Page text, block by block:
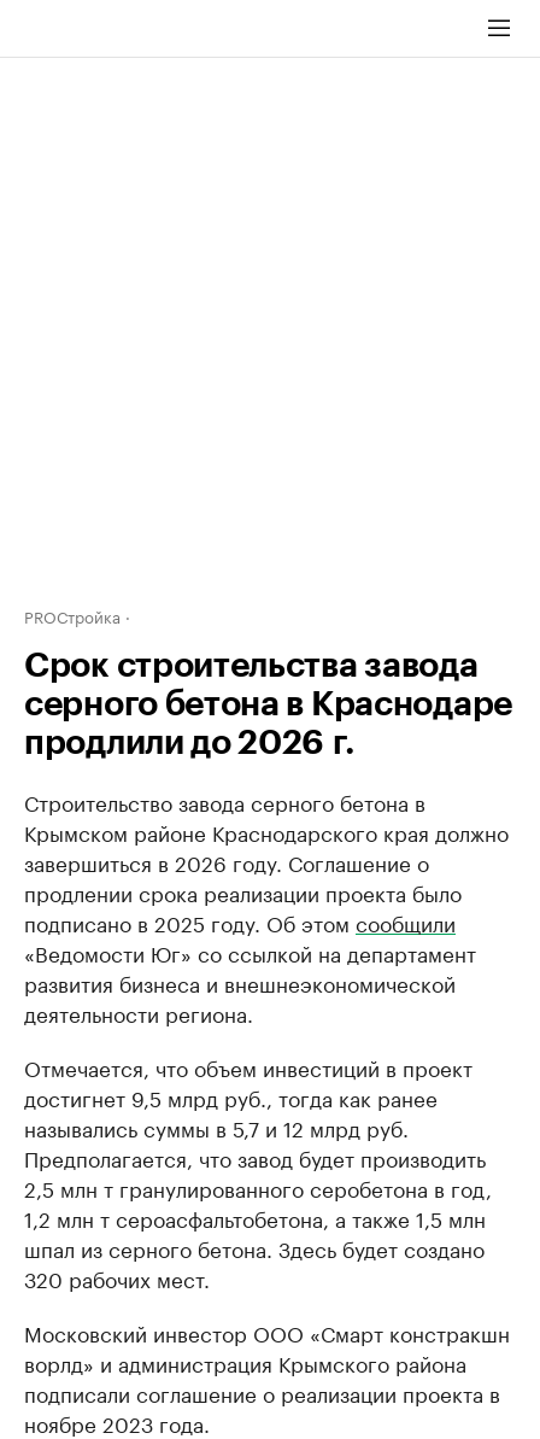
PROСтройка
Срок строительства завода
серного бетона в Краснодаре
продлили до 2026 г.
Строительство завода серного бетона в
Крымском районе Краснодарского края должно
завершиться в 2026 году. Соглашение о
продлении срока реализации проекта было
подписано в 2025 году. Об этом сообщили
«Ведомости Юг» со ссылкой на департамент
развития бизнеса и внешнеэкономической
деятельности региона.
Отмечается, что объем инвестиций в проект
достигнет 9,5 млрд руб., тогда как ранее
назывались суммы в 5,7 и 12 млрд руб.
Предполагается, что завод будет производить
2,5 млн т гранулированного серобетона в год,
1,2 млн т сероасфальтобетона, а также 1,5 млн
шпал из серного бетона. Здесь будет создано
320 рабочих мест.
Московский инвестор ООО «Смарт констракшн
ворлд» и администрация Крымского района
подписали соглашение о реализации проекта в
ноябре 2023 года.